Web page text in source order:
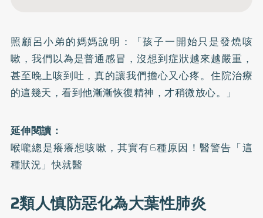
照顧呂小弟的媽媽說明：「孩子一開始只是發燒咳
嗽，我們以為是普通感冒，沒想到症狀越來越嚴重，
甚至晚上咳到吐，真的讓我們擔心又心疼。住院治療
的這幾天，看到他漸漸恢復精神，才稍微放心。」
延伸閱讀：
喉嚨總是癢癢想咳嗽，其實有6種原因！醫警告「這
種狀況」快就醫
2類人慎防惡化為大葉性肺炎